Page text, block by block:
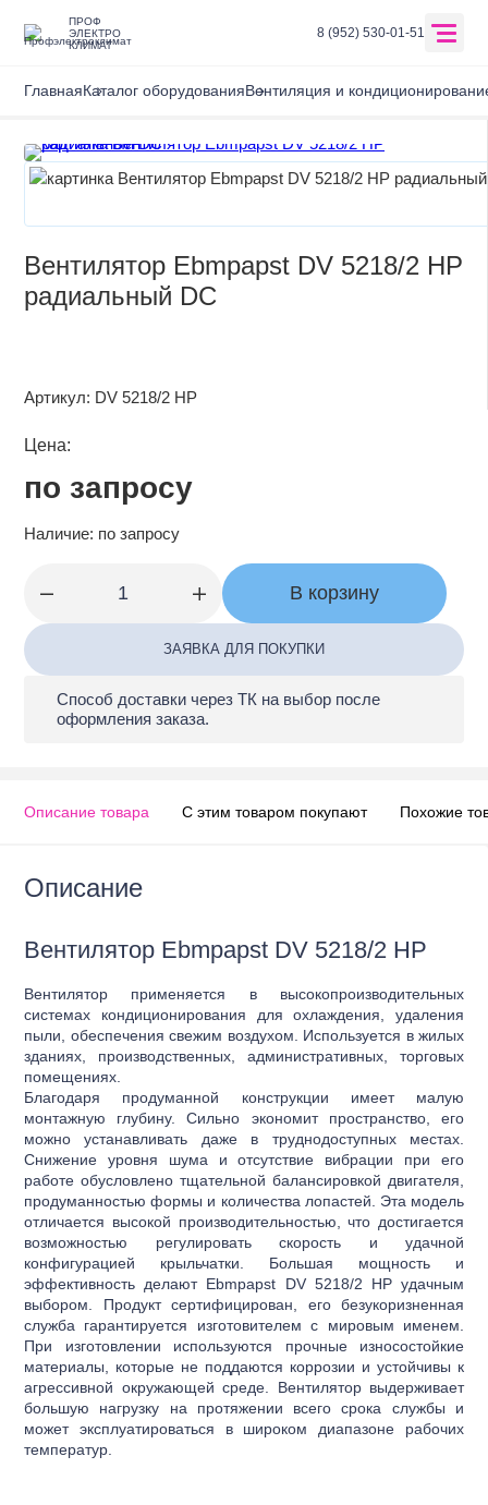
ПРОФ
ЭЛЕКТРО
КЛИМАТ
8 (952) 530-01-51
ГлавнаяКаталог оборудованияВентиляция и
Вентилятор Ebmpapst DV 5218/2 HP
радиальный DC
Артикул: DV 5218/2 HP
Цена:
по запросу
Наличие: по запросу
В корзину
ЗАЯВКА ДЛЯ ПОКУПКИ
Способ доставки через ТК на выбор после
оформления заказа.
Описание товара С этим товаром покупают Похожие
Описание
Вентилятор Ebmpapst DV 5218/2 HP
Вентилятор применяется в высокопроизводительных
системах кондиционирования для охлаждения, удаления
пыли, обеспечения свежим воздухом. Используется в жилых
зданиях, производственных, административных, торговых
помещениях.
Благодаря продуманной конструкции имеет малую
монтажную глубину. Сильно экономит пространство, его
можно устанавливать даже в труднодоступных местах.
Снижение уровня шума и отсутствие вибрации при его
работе обусловлено тщательной балансировкой двигателя,
продуманностью формы и количества лопастей. Эта модель
отличается высокой производительностью, что достигается
возможностью регулировать скорость и удачной
конфигурацией крыльчатки. Большая мощность и
эффективность делают Ebmpapst DV 5218/2 HP удачным
выбором. Продукт сертифицирован, его безукоризненная
служба гарантируется изготовителем с мировым именем.
При изготовлении используются прочные износостойкие
материалы, которые не поддаются коррозии и устойчивы к
агрессивной окружающей среде. Вентилятор выдерживает
большую нагрузку на протяжении всего срока службы и
может эксплуатироваться в широком диапазоне рабочих
температур.
Главная
Оплата и доставка
Заявка на подбор оборудования
Промышленные вентиляторы собственного
производства
Фильтры для вентиляции
Кондиционеры
Тепловое оборудование
Вентиляция и кондиционирование
Отопление и водоснабжение
Электротехнические товары
Перейти в корзину